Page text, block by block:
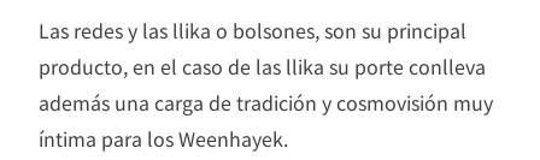
Las redes y las llika o bolsones, son su principal
producto, en el caso de las llika su porte conlleva
además una carga de tradición y cosmovisión muy
íntima para los Weenhayek.